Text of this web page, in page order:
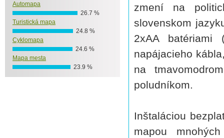
zmení na
slovenskom
2xAA batériami
napájacieho
na
poludníkom.
Inštaláciou
mapou
Automapa
26.7 %
Turistická mapa
24.8 %
Cyklomapa
24.6 %
Mapa mesta
23.9 %